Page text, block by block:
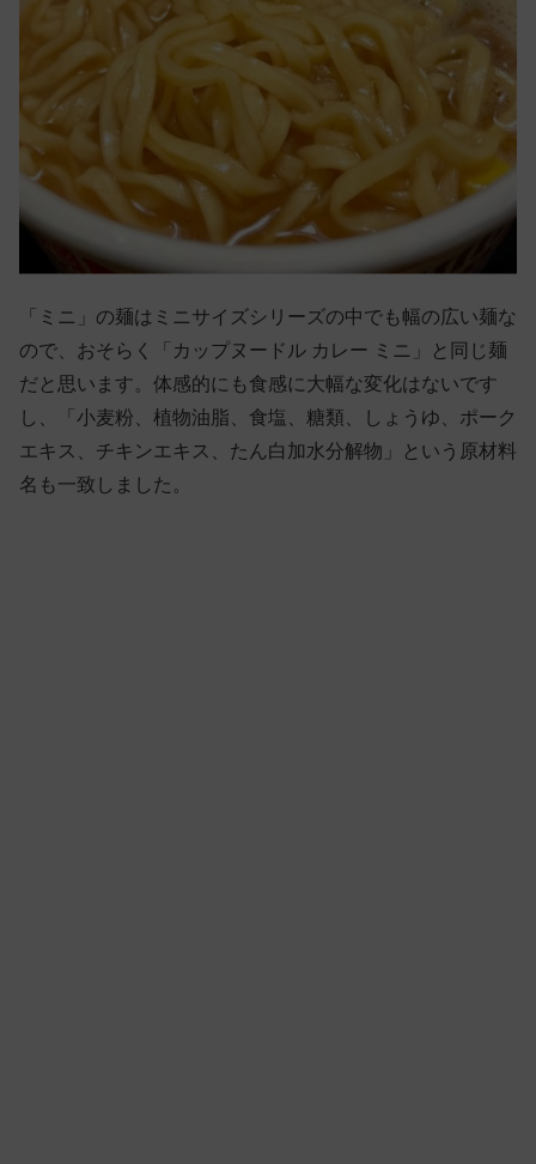
「ミニ」の麺はミニサイズシリーズの中でも幅の広い麺な
ので、おそらく「カップヌードル カレー ミニ」と同じ麺
だと思います。体感的にも食感に大幅な変化はないです
し、「小麦粉、植物油脂、食塩、糖類、しょうゆ、ポーク
エキス、チキンエキス、たん白加水分解物」という原材料
名も一致しました。